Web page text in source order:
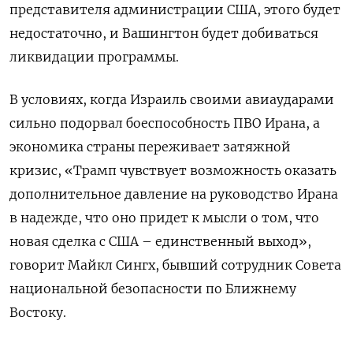
представителя администрации США, этого будет
недостаточно, и Вашингтон будет добиваться
ликвидации программы.
В условиях, когда Израиль своими авиаударами
сильно подорвал боеспособность ПВО Ирана, а
экономика страны переживает затяжной
кризис, «Трамп чувствует возможность оказать
дополнительное давление на руководство Ирана
в надежде, что оно придет к мысли о том, что
новая сделка с США – единственный выход»,
говорит Майкл Сингх, бывший сотрудник Совета
национальной безопасности по Ближнему
Востоку.